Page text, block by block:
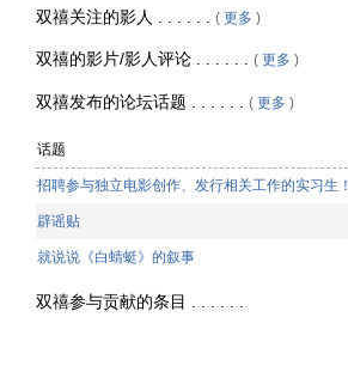
双禧关注的影人 . . . . . . ( 更多 )
双禧的影片/影人评论 . . . . . . ( 更多 )
双禧发布的论坛话题 . . . . . . ( 更多 )
话题
招聘参与独立电影创作、发行相关工作的实习生！
辟谣贴
就说说《白蜻蜓》的叙事
双禧参与贡献的条目 . . . . . .